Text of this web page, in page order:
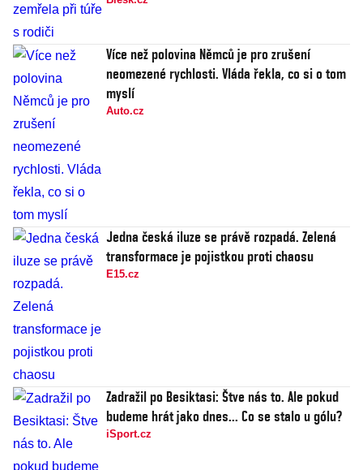
Více než polovina Němců je pro zrušení
neomezené rychlosti. Vláda řekla, co si o tom
myslí
Auto.cz
Jedna česká iluze se právě rozpadá. Zelená
transformace je pojistkou proti chaosu
E15.cz
Zadražil po Besiktasi: Štve nás to. Ale pokud
budeme hrát jako dnes... Co se stalo u gólu?
iSport.cz